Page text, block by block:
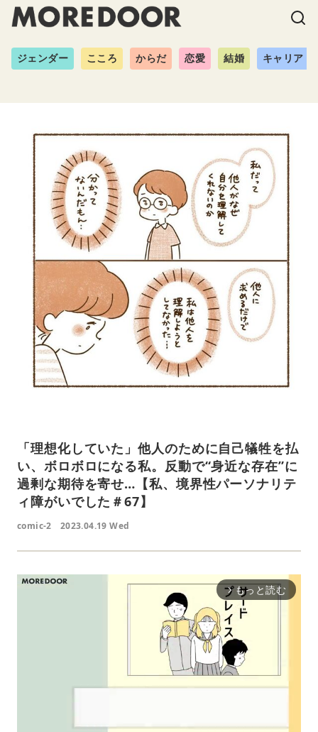
ジェンダー こころ からだ 恋愛 結婚 キャリア
「理想化していた」他人のために自己犠牲を払
い、ボロボロになる私。反動で“身近な存在”に
過剰な期待を寄せ…【私、境界性パーソナリテ
ィ障がいでした＃67】
comic-2 2023.04.19 Wed
arrow_forward_ios もっと読む